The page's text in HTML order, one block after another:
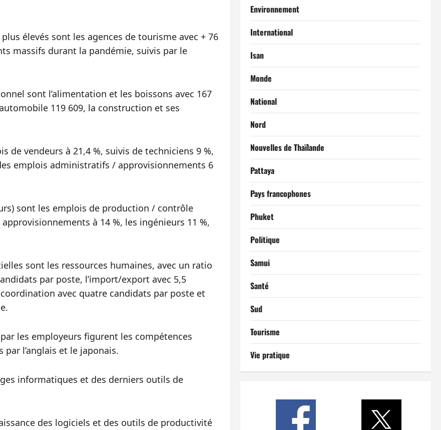
élevés sont les agences de tourisme avec + 76
massifs durant la pandémie, suivis par le
sont l’alimentation et les boissons avec 167
119 609, la construction et ses
de vendeurs à 21,4 %, suivis de techniciens 9 %,
emplois administratifs / approvisionnements 6
sont les emplois de production / contrôle
à 14 %, les ingénieurs 11 %,
sont les ressources humaines, avec un ratio
par poste, l’import/export avec 5,5
avec quatre candidats par poste et
les employeurs figurent les compétences
l’anglais et le japonais.
informatiques et des derniers outils de
des logiciels et des outils de productivité
Environnement
International
Isan
Monde
National
Nord
Nouvelles de Thaïlande
Pattaya
Pays francophones
Phuket
Politique
Samui
Santé
Sud
Tourisme
Vie pratique